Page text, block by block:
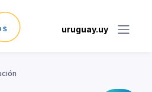
uruguay.uy